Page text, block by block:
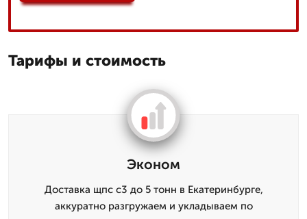
Тарифы и стоимость
Эконом
Доставка щпс с3 до 5 тонн в Екатеринбурге,
аккуратно разгружаем и укладываем по